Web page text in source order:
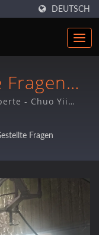
DEUTSCH
- Chuo Yii
Fragen